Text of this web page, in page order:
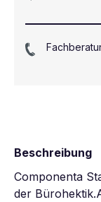
Beschreibung
Componenta
der